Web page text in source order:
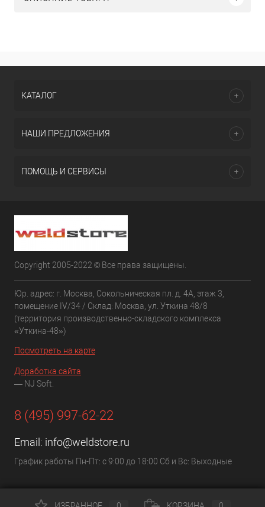
КАТАЛОГ
НАШИ ПРЕДЛОЖЕНИЯ
ПОМОЩЬ И СЕРВИСЫ
Copyright 2005-2022 © Все права защищены.
Юр. адрес: г. Москва, Сокольническая пл. д. 4А, этаж 3,
помещение IV/34 / Склад: Москва, ул. Уткина 48/8
(территория производственно-складского комплекса
«Уткина-48»)
Посмотреть на карте
Доработка сайта
— NJ Soft.
8 (495) 997-62-22
Email: info@weldstore.ru
График работы Пн-Пт: с 9:00 до 18:00 Сб и Вс: Выходные